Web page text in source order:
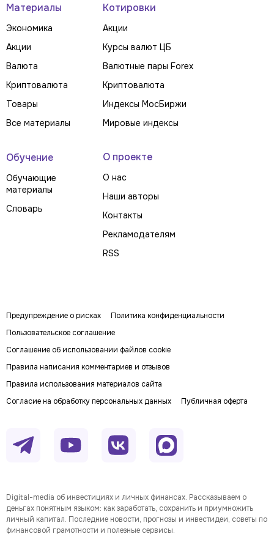
Материалы
Экономика
Акции
Валюта
Криптовалюта
Товары
Все материалы
Котировки
Акции
Курсы валют ЦБ
Валютные пары Forex
Криптовалюта
Индексы МосБиржи
Мировые индексы
Обучение
Обучающие
материалы
Словарь
О проекте
О нас
Наши авторы
Контакты
Рекламодателям
RSS
Предупреждение о рисках
Политика конфиденциальности
Пользовательское соглашение
Соглашение об использовании файлов cookie
Правила написания комментариев и отзывов
Правила использования материалов сайта
Согласие на обработку персональных данных
Публичная оферта
Digital-media об инвестициях и личных финансах. Рассказываем о
деньгах понятным языком: как заработать, сохранить и приумножить
личный капитал. Последние новости, прогнозы и инвестидеи, советы по
финансовой грамотности и полезные сервисы.